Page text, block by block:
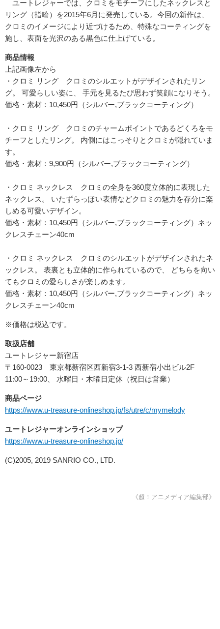
ユートレジャーでは、クロミをモチーフにしたネックレスと
リング（指輪）を2015年6月に発売している。今回の新作は、
クロミのイメージにより近づけるため、特殊なコーティングを
施し、表面を光沢のある黒色に仕上げている。
商品情報
上記画像左から
・クロミ リング クロミのシルエットがデザインされたリン
グ。 可愛らしい姿に、 手元を見るたび思わず笑顔になりそう。
価格・素材： 10,450円（シルバー,ブラックコーティング）
・クロミ リング クロミのチャームポイントであるどくろをモ
チーフとしたリング。 内側にはこっそりとクロミが隠れていま
す。
価格・素材： 9,900円（シルバー,ブラックコーティング）
・クロミ ネックレス クロミの全身を360度立体的に表現した
ネックレス。 いたずらっぽい表情などクロミの魅力を存分に楽
しめる可愛いデザイン。
価格・素材： 10,450円（シルバー,ブラックコーティング）ネッ
クレスチェーン40cm
・クロミ ネックレス クロミのシルエットがデザインされたネ
ックレス。 表裏とも立体的に作られているので、 どちらを向い
てもクロミの愛らしさが楽しめます。
価格・素材： 10,450円（シルバー,ブラックコーティング）ネッ
クレスチェーン40cm
※価格は税込です。
取扱店舗
ユートレジャー新宿店
〒160-0023 東京都新宿区西新宿3-1-3 西新宿小出ビル2F
11:00～19:00、 水曜日・木曜日定休（祝日は営業）
商品ページ
https://www.u-treasure-onlineshop.jp/fs/utre/c/mymelody
ユートレジャーオンラインショップ
https://www.u-treasure-onlineshop.jp/
(C)2005, 2019 SANRIO CO., LTD.
《超！アニメディア編集部》